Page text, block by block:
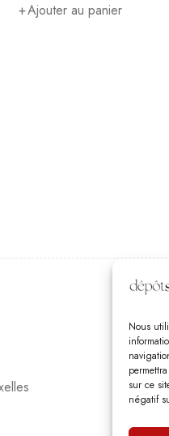
Nous
sur ce
négatif
Ajouter au panier